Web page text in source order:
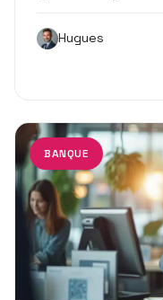
Hugues
BANQUE